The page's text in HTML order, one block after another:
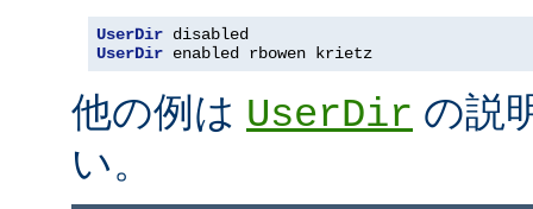
UserDir disabled
UserDir enabled rbowen krietz
他の例は UserDir の説
い。